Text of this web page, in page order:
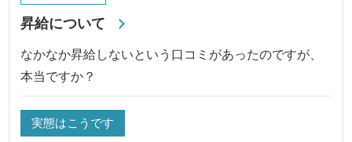
昇給について
なかなか昇給しないという口コミがあったのですが、
本当ですか？
実態はこうです